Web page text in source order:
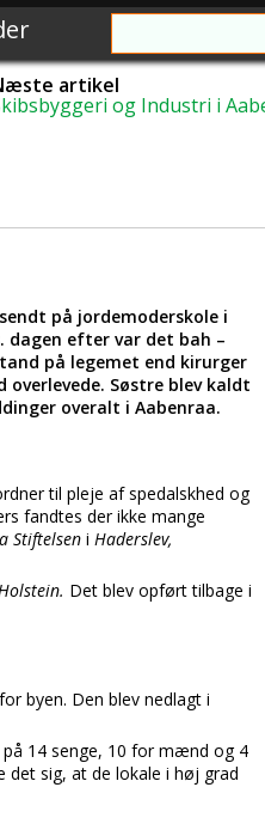
artikel
og Industri i
på jordemoderskole i
dagen efter var det bah –
på legemet end kirurger
Søstre blev kaldt
overalt i Aabenraa.
til pleje af spedalskhed og
fandtes der ikke mange
Stiftelsen i Haderslev,
Det blev opført tilbage i
byen. Den blev nedlagt i
på 14 senge, 10 for mænd og 4
det sig, at de lokale i høj grad